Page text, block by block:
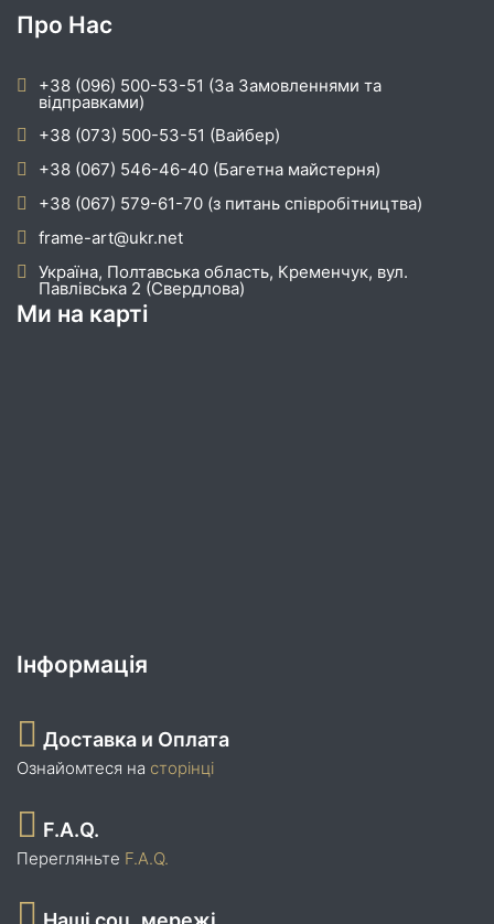
Про Нас
+38 (096) 500-53-51 (За Замовленнями та
відправками)
+38 (073) 500-53-51 (Вайбер)
+38 (067) 546-46-40 (Багетна майстерня)
+38 (067) 579-61-70 (з питань співробітництва)
frame-art@ukr.net
Україна, Полтавська область, Кременчук, вул.
Павлівська 2 (Свердлова)
Ми на карті
Інформація
Доставка и Оплата
Ознайомтеся на сторінці
F.A.Q.
Перегляньте F.A.Q.